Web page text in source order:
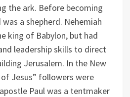
the ark. Before becoming
a shepherd. Nehemiah
king of Babylon, but had
leadership skills to direct
Jerusalem. In the New
Jesus” followers were
Paul was a tentmaker